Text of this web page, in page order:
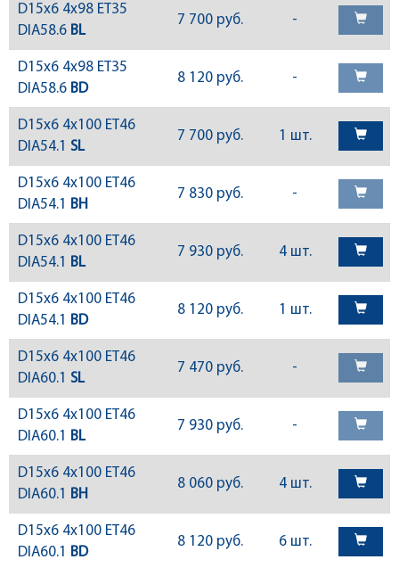
D15x6 4x98 ET35
DIA58.6 BL
7 700 руб. -
D15x6 4x98 ET35
DIA58.6 BD
8 120 руб. -
D15x6 4x100 ET46
DIA54.1 SL
7 700 руб. 1 шт.
D15x6 4x100 ET46
DIA54.1 BH
7 830 руб. -
D15x6 4x100 ET46
DIA54.1 BL
7 930 руб. 4 шт.
D15x6 4x100 ET46
DIA54.1 BD
8 120 руб. 1 шт.
D15x6 4x100 ET46
DIA60.1 SL
7 470 руб. -
D15x6 4x100 ET46
DIA60.1 BL
7 930 руб. -
D15x6 4x100 ET46
DIA60.1 BH
8 060 руб. 4 шт.
D15x6 4x100 ET46
DIA60.1 BD
8 120 руб. 6 шт.